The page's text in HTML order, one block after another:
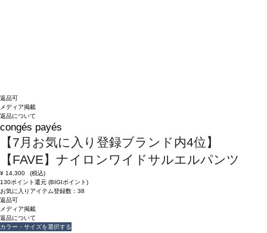
返品可
メディア掲載
返品について
congés payés
【7月お気に入り登録ブランド内4位】
【FAVE】ナイロンワイドサルエルパンツ
¥ 14,300
(税込)
130ポイント還元 (BIGIポイント)
お気に入りアイテム登録数： 38
返品可
メディア掲載
返品について
カラー・サイズを選択する